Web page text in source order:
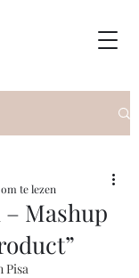
Pisa
Mashup
te lezen